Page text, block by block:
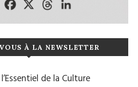
À LA NEWSLETTER
de la Culture